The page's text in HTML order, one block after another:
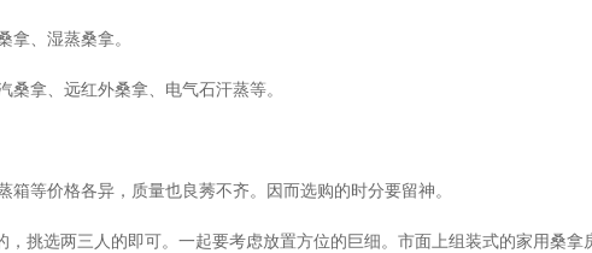
、湿蒸桑拿。
拿、远红外桑拿、电气石汗蒸等。
等价格各异，质量也良莠不齐。因而选购的时分要留神。
，挑选两三人的即可。一起要考虑放置方位的巨细。市面上组装式的家用桑拿